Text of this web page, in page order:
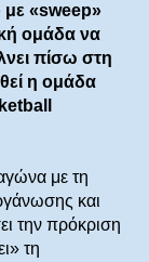
«sweep»
ομάδα να
πίσω στη
η ομάδα
με τη
και
την πρόκριση
τη